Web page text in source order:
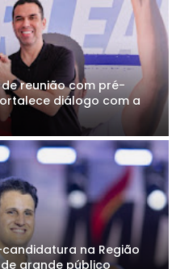
reunião com pré-
diálogo com a
na Região
grande público